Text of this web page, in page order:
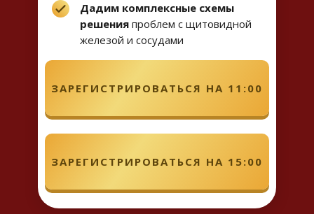
ЗАРЕГИСТРИРОВАТЬСЯ НА 11:00
ЗАРЕГИСТРИРОВАТЬСЯ НА 15:00
Дадим комплексные схемы
решения проблем с щитовидной
железой и сосудами